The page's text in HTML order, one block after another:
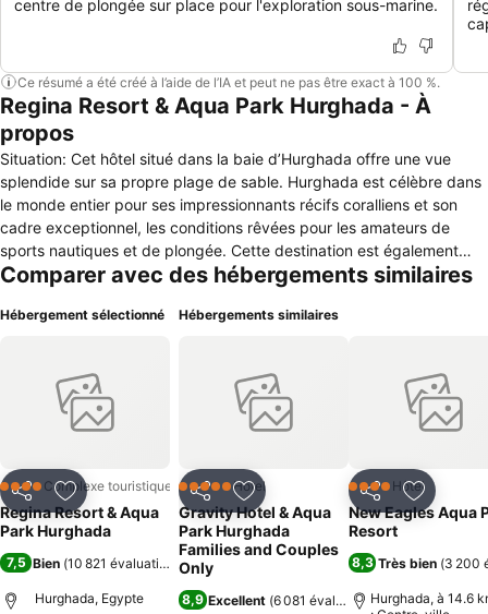
centre de plongée sur place pour l'exploration sous-marine.
Ce résumé a été créé à l’aide de l’IA et peut ne pas être exact à 100 %.
Regina Resort & Aqua Park Hurghada - À
propos
Situation: Cet hôtel situé dans la baie d’Hurghada offre une vue
splendide sur sa propre plage de sable. Hurghada est célèbre dans
le monde entier pour ses impressionnants récifs coralliens et son
cadre exceptionnel, les conditions rêvées pour les amateurs de
sports nautiques et de plongée. Cette destination est également
réputée pour la pêche en haute mer. Compter à peine 10 min pour
clients se sentiront comme chez eux dans 417 chambres. Différents
supplément) permet de se connecter à Internet dans les espaces
publics. Le bureau touristique offre toute l'aide voulue pour réserver
des excursions. Le complexe de villégiature est fier de ses
réduite. En matière de restauration, les voyageurs auront le choix
entre un restaurant, un café, un bar et un bar de plage. Des
boutiques sont également disponibles sur place. Les aménagements
incluent également un espace TV et une salle de loisirs. Les
prestations incluent de plus un service de sécurité fonctionnant
24h/24, un service de baby-sitting, une assistance médicale, un
Comparer avec des hébergements similaires
Hébergement sélectionné
PartagerAjouter à mes favoris
4 ÉtoilesComplexe touristique
Regina Resort & Aqua
Park Hurghada
7,5 Bien (10 821 évaluations)
Hurghada, Egypte
Hébergements similaires
PartagerAjouter à mes favoris
5 Étoiles Hôtel
Gravity Hotel & Aqua
Park Hurghada
Families and Couples
Only
8,9 Excellent (6 081 évaluations)
PartagerAjouter
4 ÉtoilesHôtel
New Eagles Aqua
Resort
8,3 Très bien (3 200
Hurghada, à 14.6